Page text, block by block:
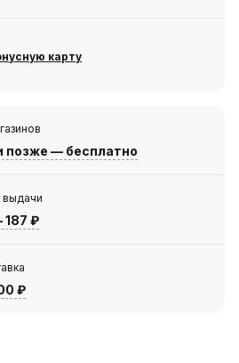
карту
позже — бесплатно
выдачи
187 ₽
₽